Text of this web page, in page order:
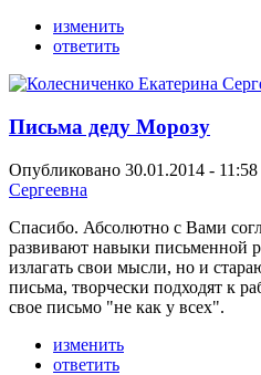
изменить
ответить
Письма деду Морозу
Опубликовано 30.01.2014 - 11:58
Сергеевна
Спасибо. Абсолютно с Вами
развивают навыки письменной
излагать свои мысли, но и
письма, творчески подходят к
свое письмо "не как у всех".
изменить
ответить